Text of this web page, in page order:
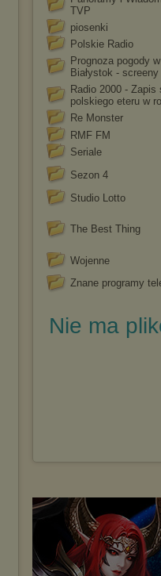
TVP
piosenki
Polskie Radio
Prognoza pogody
Białystok - screeny
Radio 2000 - Zapis
polskiego eteru w
Re Monster
RMF FM
Seriale
Sezon 4
Studio Lotto
The Best Thing
Wojenne
Znane programy
Nie ma